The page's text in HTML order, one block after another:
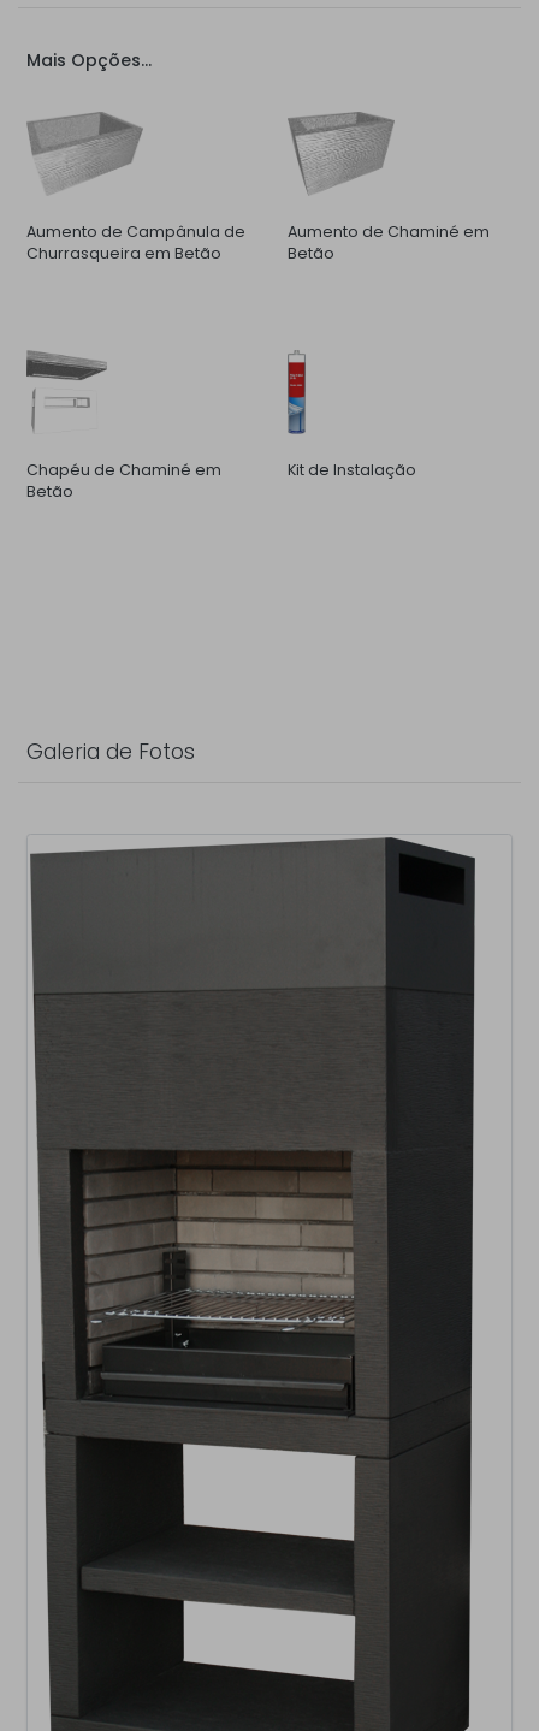
Mais Opções...
Aumento de Campânula de
Churrasqueira em Betão
Aumento de Chaminé em
Betão
Chapéu de Chaminé em
Betão
Kit de Instalação
Galeria de Fotos